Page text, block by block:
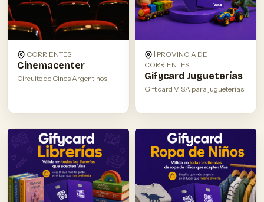
CORRIENTES
Cinemacenter
Circuito de Cines Argentinos
| PROVINCIA DE
CORRIENTES
Gifycard Jugueterías
Gift card VISA para jugueterías